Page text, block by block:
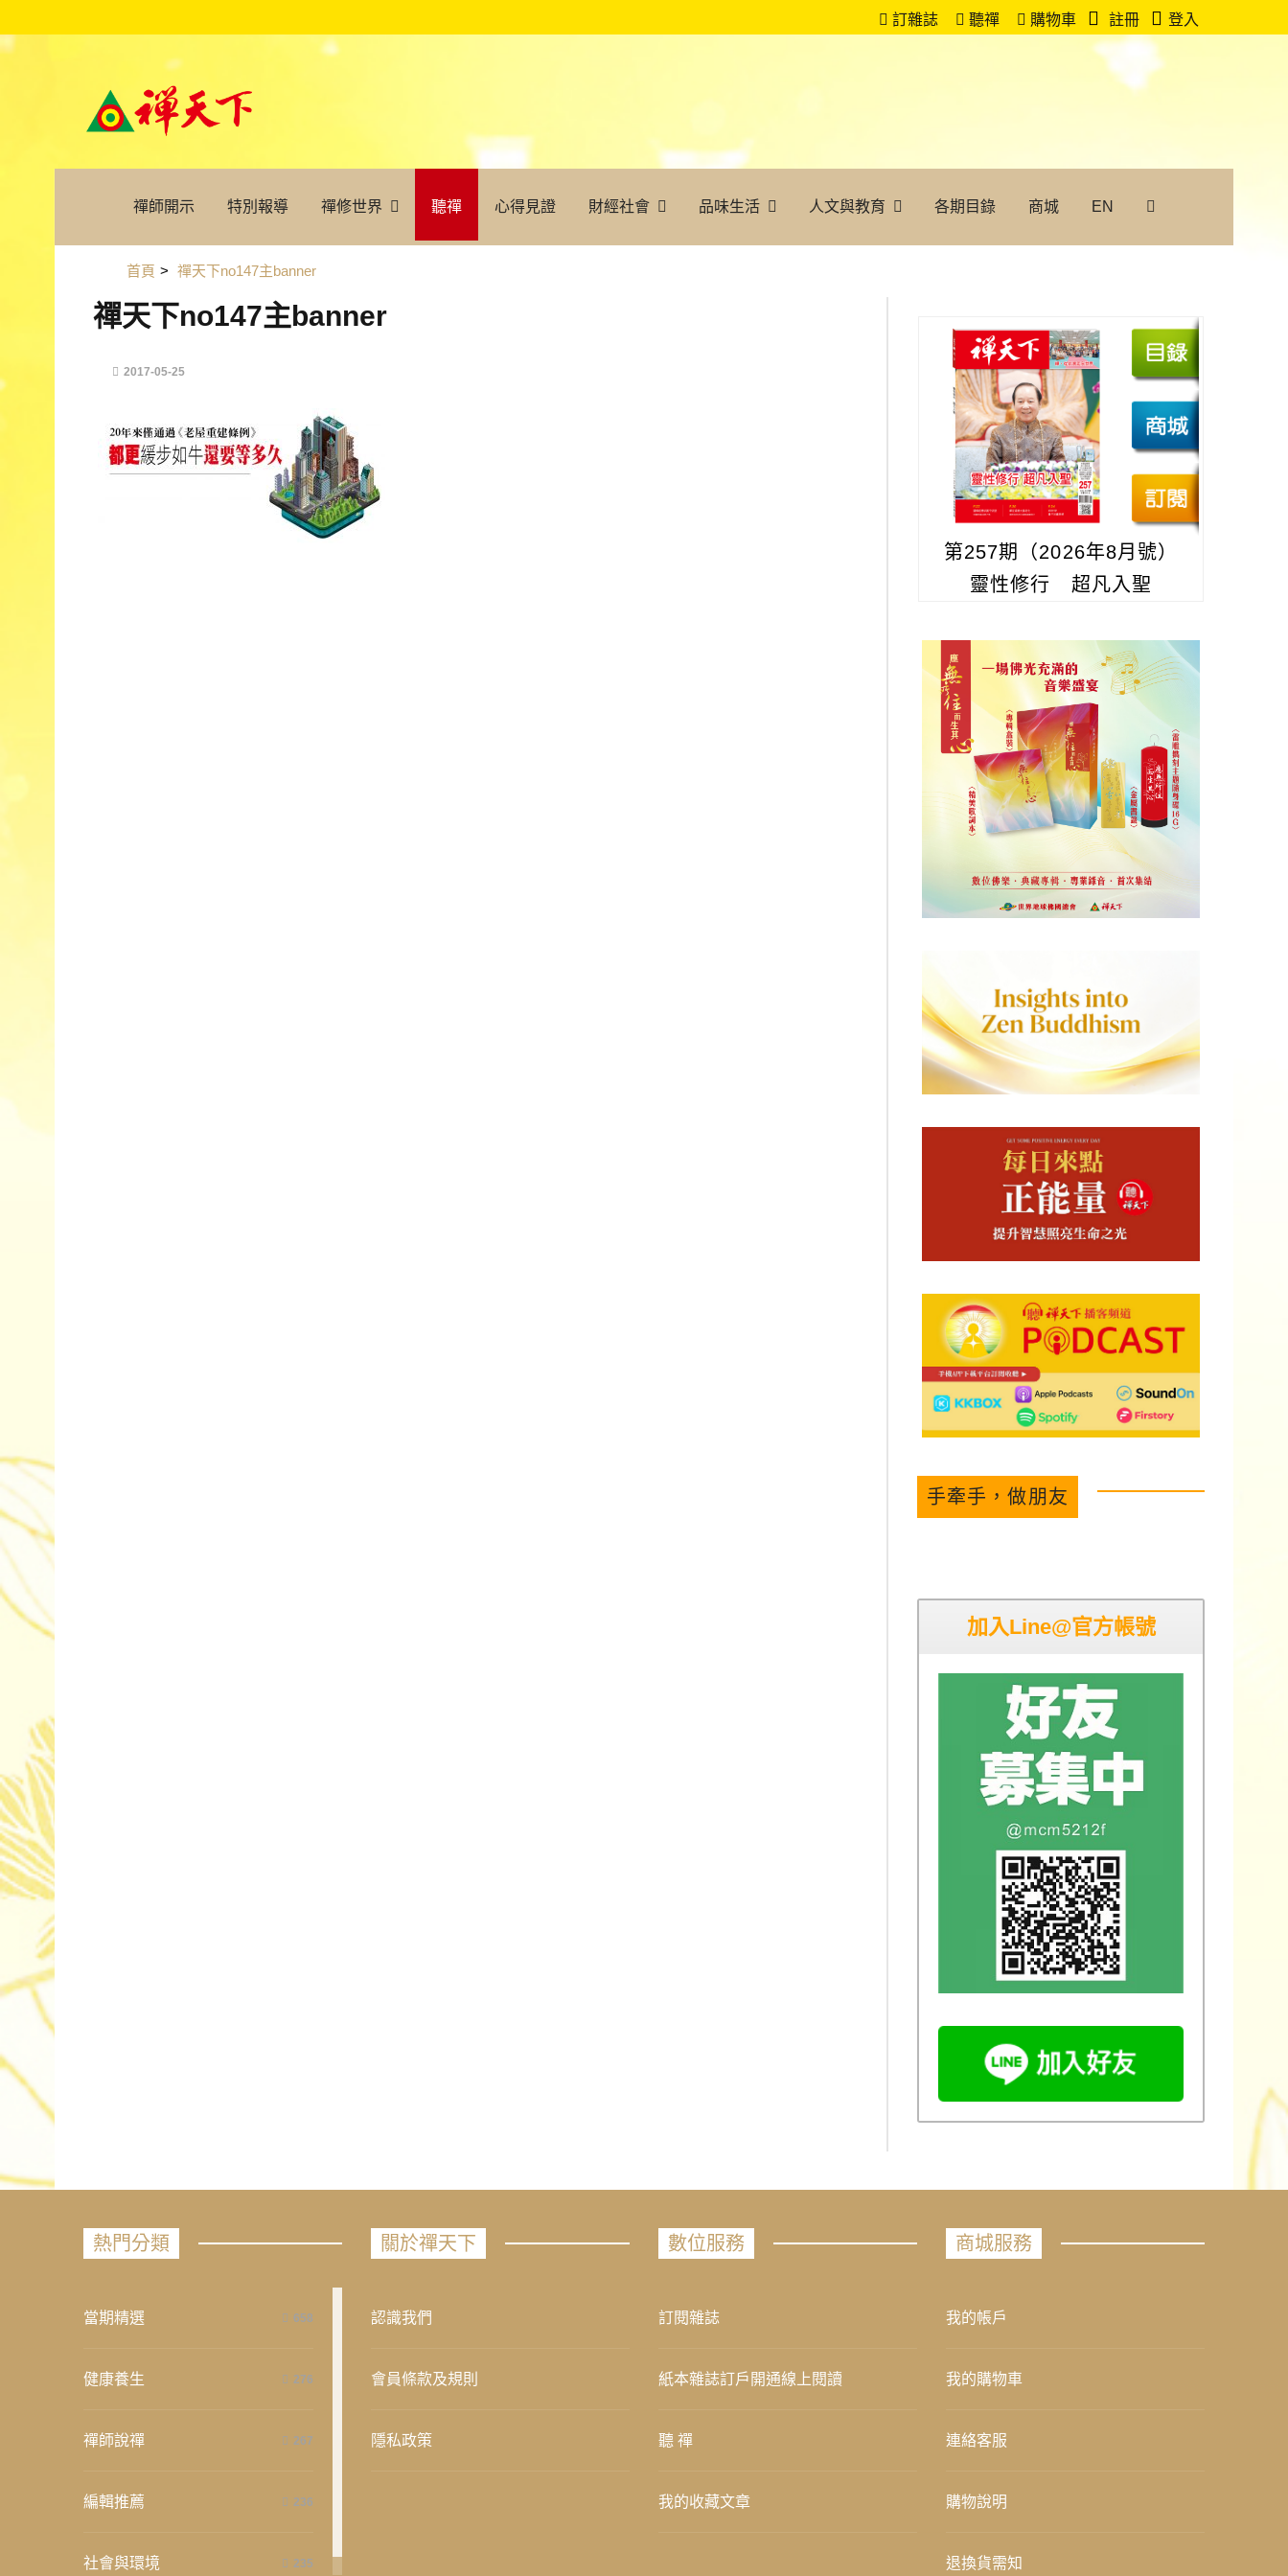
訂雜誌 聽禪 購物車 註冊 登入
禪師開示 特別報導 禪修世界 聽禪 心得見證 財經社會 品味生活 人文與教育 各期目錄 商城 EN
首頁 > 禪天下no147主banner
禪天下no147主banner
2017-05-25
第257期（2026年8月號）
靈性修行 超凡入聖
手牽手，做朋友
加入Line@官方帳號
熱門分類
當期精選 658
健康養生 276
禪師說禪 267
編輯推薦 236
社會與環境 235
關於禪天下
認識我們
會員條款及規則
隱私政策
數位服務
訂閱雜誌
紙本雜誌訂戶開通線上閱讀
聽 禪
我的收藏文章
商城服務
我的帳戶
我的購物車
連絡客服
購物說明
退換貨需知